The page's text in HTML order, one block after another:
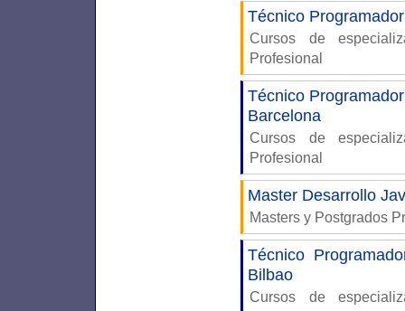
Técnico
Cursos de
Profesional
Técnico
Barcelona
Cursos de
Profesional
Master Desarrollo
Masters y Postgrados
Técnico
Bilbao
Cursos de